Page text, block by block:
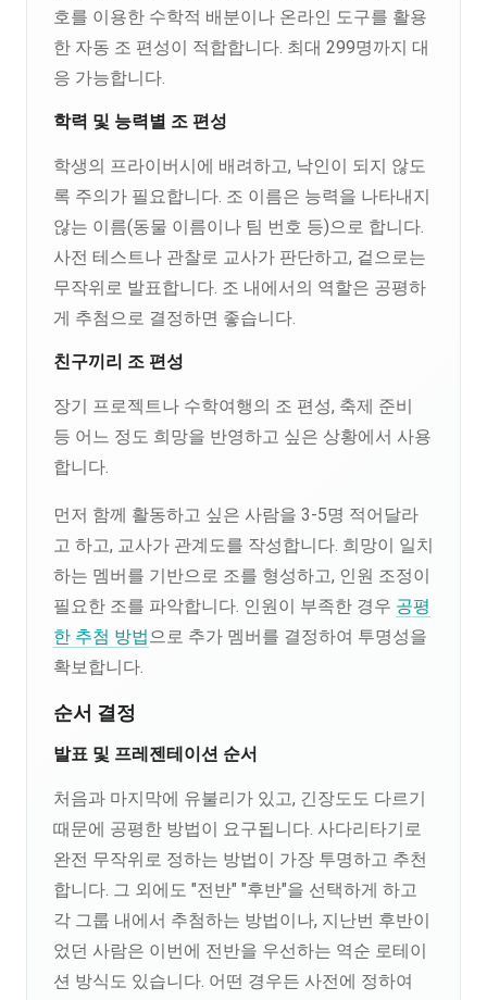
호를 이용한 수학적 배분이나 온라인 도구를 활용
한 자동 조 편성이 적합합니다. 최대 299명까지 대
응 가능합니다.
학력 및 능력별 조 편성
학생의 프라이버시에 배려하고, 낙인이 되지 않도
록 주의가 필요합니다. 조 이름은 능력을 나타내지
않는 이름(동물 이름이나 팀 번호 등)으로 합니다.
사전 테스트나 관찰로 교사가 판단하고, 겉으로는
무작위로 발표합니다. 조 내에서의 역할은 공평하
게 추첨으로 결정하면 좋습니다.
친구끼리 조 편성
장기 프로젝트나 수학여행의 조 편성, 축제 준비
등 어느 정도 희망을 반영하고 싶은 상황에서 사용
합니다.
먼저 함께 활동하고 싶은 사람을 3-5명 적어달라
고 하고, 교사가 관계도를 작성합니다. 희망이 일치
하는 멤버를 기반으로 조를 형성하고, 인원 조정이
필요한 조를 파악합니다. 인원이 부족한 경우 공평
한 추첨 방법으로 추가 멤버를 결정하여 투명성을
확보합니다.
순서 결정
발표 및 프레젠테이션 순서
처음과 마지막에 유불리가 있고, 긴장도도 다르기
때문에 공평한 방법이 요구됩니다. 사다리타기로
완전 무작위로 정하는 방법이 가장 투명하고 추천
합니다. 그 외에도 "전반" "후반"을 선택하게 하고
각 그룹 내에서 추첨하는 방법이나, 지난번 후반이
었던 사람은 이번에 전반을 우선하는 역순 로테이
션 방식도 있습니다. 어떤 경우든 사전에 정하여